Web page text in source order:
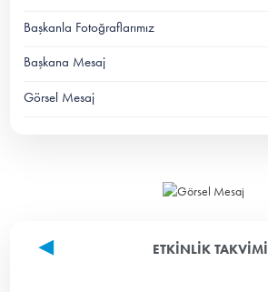
Başkanla Fotoğraflarımız
Başkana Mesaj
Görsel Mesaj
ETKINLIK TAKVIMI